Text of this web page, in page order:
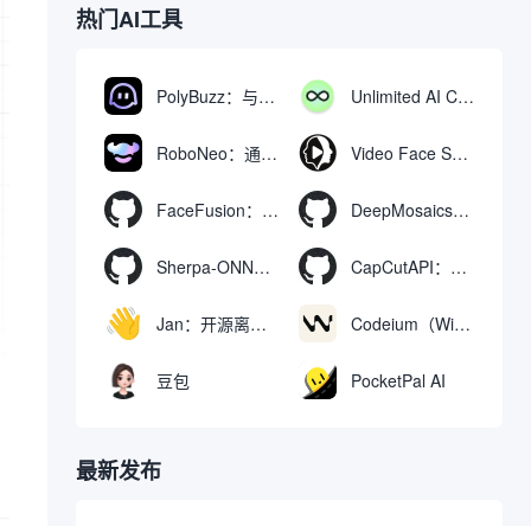
热门AI工具
PolyBuzz：与AI角色互动的免费聊天与角色扮演平台 Unlimited AI Chat：免费无限制的AI聊天工具
RoboNeo：通过聊天生成和编辑视频与图像的AI工具 Video Face Swap
FaceFusion：视频换脸增强工具|语音同步视频嘴型动作 DeepMosaics：自动去除图像和视频中的马赛克，或向其添加马赛克
Sherpa-ONNX：使用ONNXRuntime实现离线语音识别和合成 CapCutAPI：自动化控制CapCut视频剪辑的开源工具
Jan：开源离线AI助手，ChatGPT 替代品，运行本地AI模型或连接云端AI Codeium（Windsurf Editor）：免费的AI代码补全与聊天工具，Windsurf以对话方式编写完整项目代码
豆包 PocketPal AI
最新发布